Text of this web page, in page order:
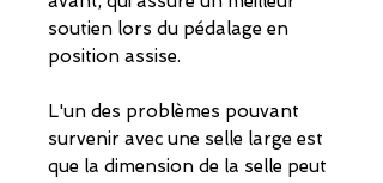
soutien lors du pédalage en
position assise.
L'un des problèmes pouvant
survenir avec une selle large est
que la dimension de la selle peut